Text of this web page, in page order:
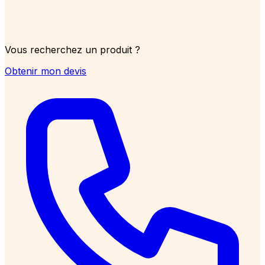
Vous recherchez un produit ?
Obtenir mon devis